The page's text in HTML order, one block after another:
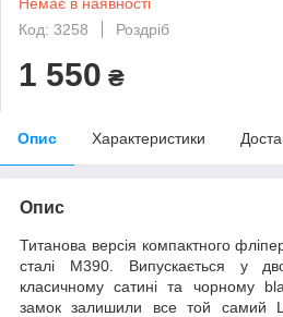
Код: 3258
Роздріб
1 550 ₴
Опис Характеристики
Опис
Титанова версія компактного
сталі M390. Випускається у
класичному сатині та чорному
замок залишили все той самий